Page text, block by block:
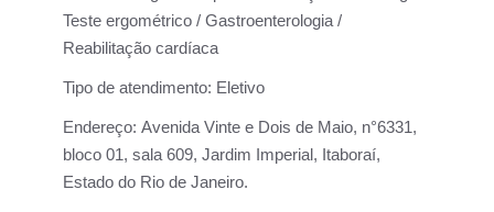
Teste ergométrico / Gastroenterologia /
Reabilitação cardíaca
Tipo de atendimento: Eletivo
Endereço: Avenida Vinte e Dois de Maio, n°6331,
bloco 01, sala 609, Jardim Imperial, Itaboraí,
Estado do Rio de Janeiro.